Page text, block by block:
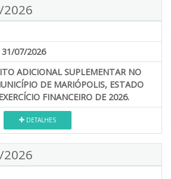
31/07/2026
ADICIONAL SUPLEMENTAR NO
DE MARIÓPOLIS, ESTADO
FINANCEIRO DE 2026.
DETALHES